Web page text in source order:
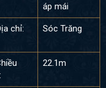
áp mái
chỉ: Sóc Trăng
22.1m